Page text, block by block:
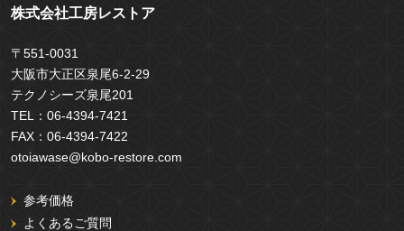
株式会社工房レストア
〒551-0031
大阪市大正区泉尾6-2-29
テクノシーズ泉尾201
TEL： 06-4394-7421
FAX： 06-4394-7422
otoiawase@kobo-restore.com
参考価格
よくあるご質問